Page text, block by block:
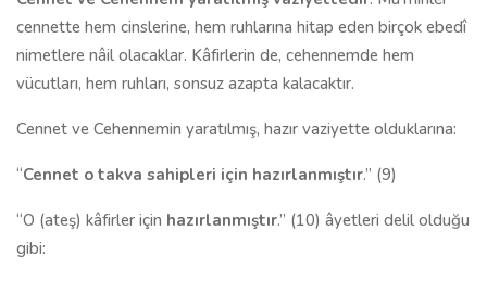
cennette hem cinslerine, hem ruhlarına hitap eden birçok ebedî
nimetlere nâil olacaklar. Kâfirlerin de, cehennemde hem
vücutları, hem ruhları, sonsuz azapta kalacaktır.
Cennet ve Cehennemin yaratılmış, hazır vaziyette olduklarına:
“Cennet o takva sahipleri için hazırlanmıştır.” (9)
“O (ateş) kâfirler için hazırlanmıştır.” (10) âyetleri delil olduğu
gibi: